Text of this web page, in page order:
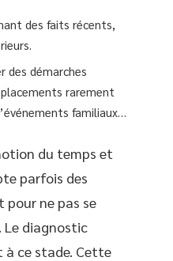
des faits récents,
des démarches
rarement
familiaux…
du temps et
parfois des
pour ne pas se
diagnostic
ce stade. Cette